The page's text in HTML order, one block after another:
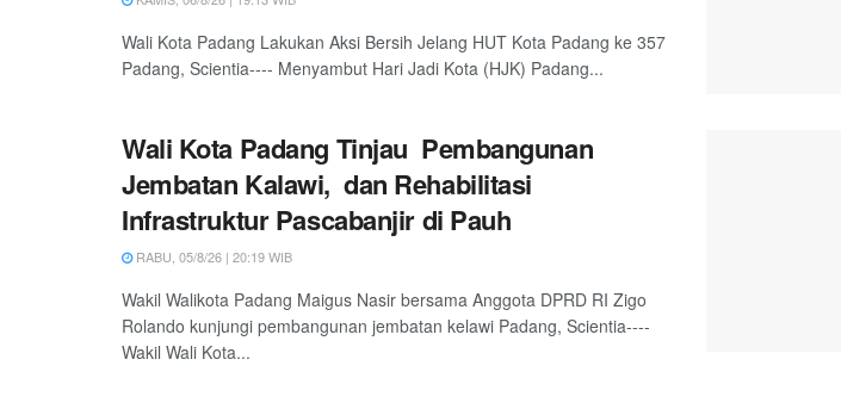
Wali Kota Padang Lakukan Aksi Bersih Jelang HUT Kota Padang ke 357
Padang, Scientia---- Menyambut Hari Jadi Kota (HJK) Padang...
Wali Kota Padang Tinjau Pembangunan
Jembatan Kalawi, dan Rehabilitasi
Infrastruktur Pascabanjir di Pauh
RABU, 05/8/26 | 20:19 WIB
Wakil Walikota Padang Maigus Nasir bersama Anggota DPRD RI Zigo
Rolando kunjungi pembangunan jembatan kelawi Padang, Scientia----
Wakil Wali Kota...